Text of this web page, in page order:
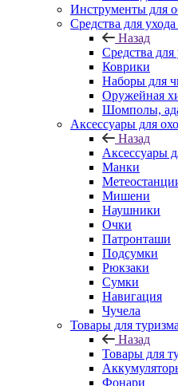
Инструменты для
Средства для
Назад
Средства
Коврики
Наборы для
Оружейная
Шомполы,
Аксессуары для
Назад
Аксессуары
Манки
Мишени
Наушники
Очки
Патронташи
Подсумки
Рюкзаки
Сумки
Навигация
Чучела
Товары для туризма
Назад
Товары для
Фонари